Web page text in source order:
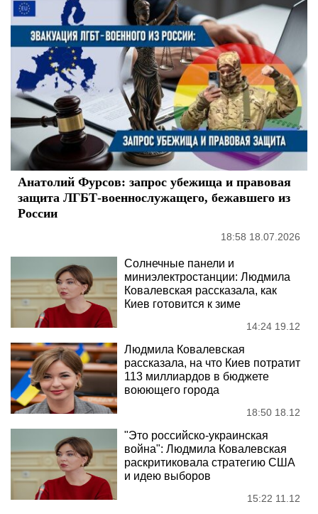
Анатолий Фурсов: запрос убежища и правовая
защита ЛГБТ-военнослужащего, бежавшего из
России
18:58 18.07.2026
Солнечные панели и
миниэлектростанции: Людмила
Ковалевская рассказала, как
Киев готовится к зиме
14:24 19.12
Людмила Ковалевская
рассказала, на что Киев потратит
113 миллиардов в бюджете
воюющего города
18:50 18.12
"Это российско-украинская
война": Людмила Ковалевская
раскритиковала стратегию США
и идею выборов
15:22 11.12